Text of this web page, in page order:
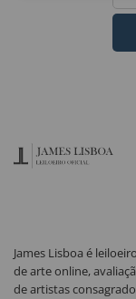
James Lisboa é
de arte online,
de artistas